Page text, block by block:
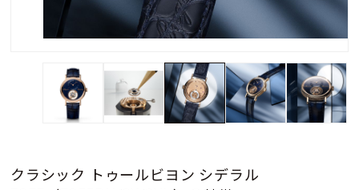
クラシック トゥールビヨン シデラル